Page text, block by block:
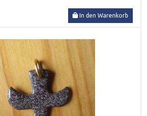
In den Warenkorb